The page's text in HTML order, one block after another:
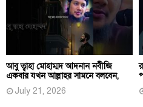
আবু ত্বাহা মোহাম্মদ আদনান নবীজি
একবার যখন আল্লাহর সামনে বলবেন,
July 21, 2026